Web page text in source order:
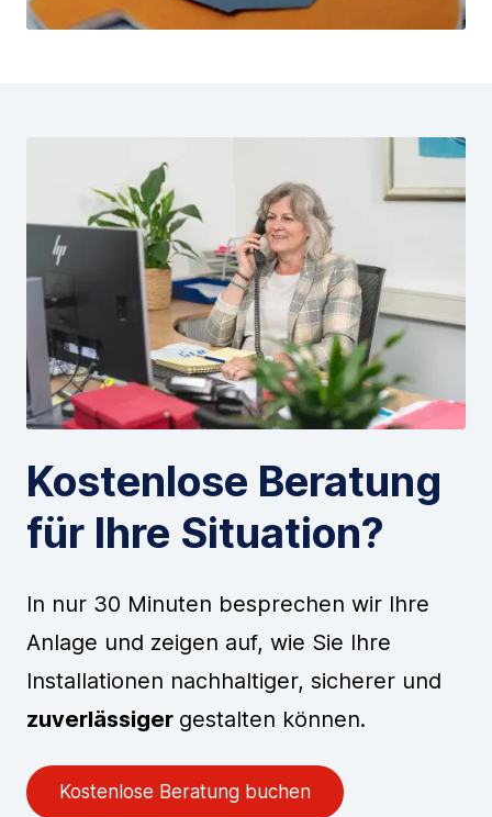
Kostenlose Beratung
für Ihre Situation?
In nur 30 Minuten besprechen wir Ihre
Anlage und zeigen auf, wie Sie Ihre
Installationen nachhaltiger, sicherer und
zuverlässiger gestalten können.
Kostenlose Beratung buchen